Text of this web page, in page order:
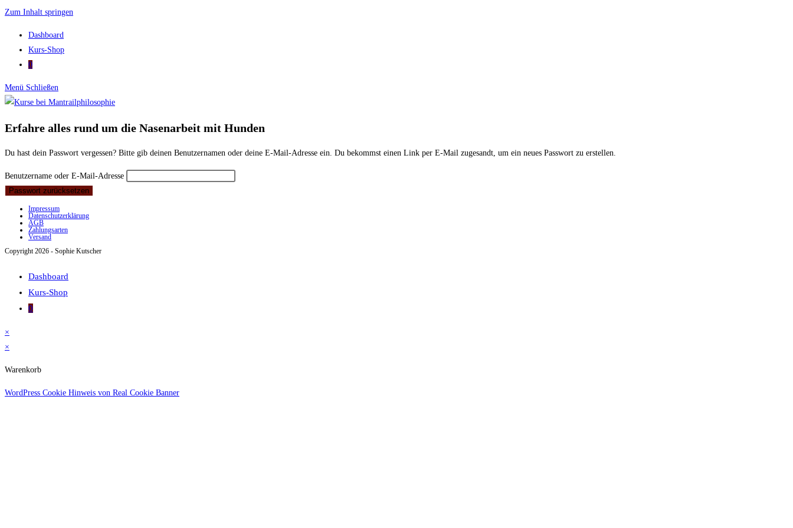
Zum Inhalt springen
Dashboard
Kurs-Shop
0
Menü Schließen
Erfahre alles rund um die Nasenarbeit mit Hunden
Du hast dein Passwort vergessen? Bitte gib deinen Benutzernamen oder deine E-Mail-Adresse ein. Du bekommst einen Link per E-Mail zugesandt, um ein neues Passwort zu erstellen.
Benutzername oder E-Mail-Adresse
Passwort zurücksetzen
Impressum
Datenschutzerklärung
AGB
Zahlungsarten
Versand
Copyright 2026 - Sophie Kutscher
Dashboard
Kurs-Shop
0
×
×
Warenkorb
WordPress Cookie Hinweis von Real Cookie Banner